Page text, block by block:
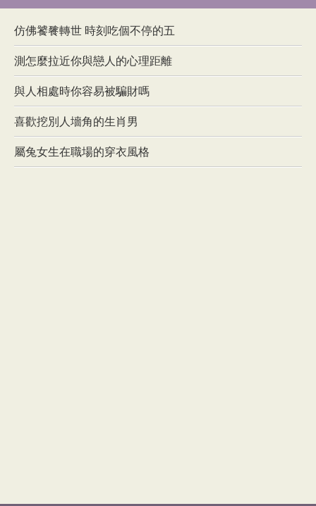
仿佛饕餮轉世 時刻吃個不停的五
測怎麼拉近你與戀人的心理距離
與人相處時你容易被騙財嗎
喜歡挖別人墻角的生肖男
屬兔女生在職場的穿衣風格